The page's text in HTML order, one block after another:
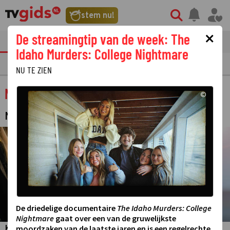
stem nu!
tvgids streaming nieuws
PRIMETIME GEMIST
Nederland zingt op zondag
MUZIEKPROGRAMMA
×
De streamingtip van de week: The
Idaho Murders: College Nightmare
NU TE ZIEN
©
De driedelige documentaire The Idaho Murders: College
Nightmare gaat over een van de gruwelijkste